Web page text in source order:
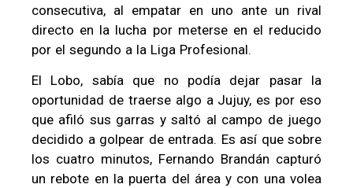
consecutiva, al empatar en uno ante un rival
directo en la lucha por meterse en el reducido
por el segundo a la Liga Profesional.
El Lobo, sabía que no podía dejar pasar la
oportunidad de traerse algo a Jujuy, es por eso
que afiló sus garras y saltó al campo de juego
decidido a golpear de entrada. Es así que sobre
los cuatro minutos, Fernando Brandán capturó
un rebote en la puerta del área y con una volea